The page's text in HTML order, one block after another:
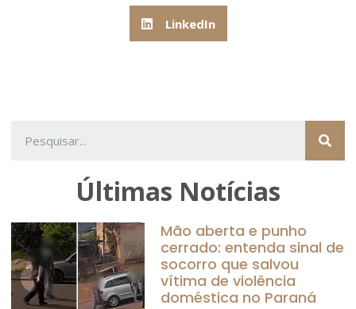
LinkedIn
Últimas Notícias
Mão aberta e punho
cerrado: entenda sinal de
socorro que salvou
vítima de violência
doméstica no Paraná